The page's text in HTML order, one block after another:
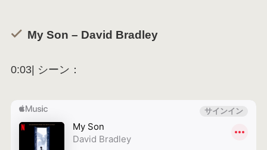
My Son – David Bradley
0:03| シーン：